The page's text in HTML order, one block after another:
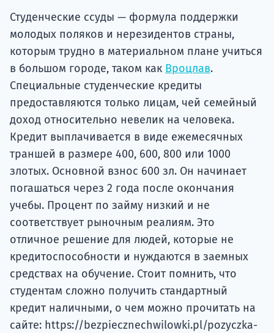
Студенческие ссуды — формула поддержки
молодых поляков и нерезидентов страны,
которым трудно в материальном плане учиться
в большом городе, таком как Вроцлав.
Специальные студенческие кредиты
предоставляются только лицам, чей семейный
доход относительно невелик на человека.
Кредит выплачивается в виде ежемесячных
траншей в размере 400, 600, 800 или 1000
злотых. Основной взнос 600 зл. Он начинает
погашаться через 2 года после окончания
учебы. Процент по займу низкий и не
соответствует рыночным реалиям. Это
отличное решение для людей, которые не
кредитоспособности и нуждаются в заемных
средствах на обучение. Стоит помнить, что
студентам сложно получить стандартный
кредит наличными, о чем можно прочитать на
сайте: https://bezpiecznechwilowki.pl/pozyczka-